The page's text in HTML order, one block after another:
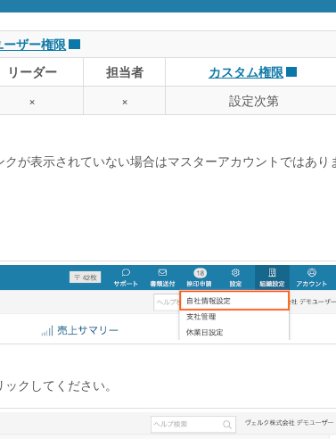
ーザー権限
リーダー 担当者
カスタム権限
× × 設定次第
が表示されていない場合はマスターアカウントではあり
クしてください。